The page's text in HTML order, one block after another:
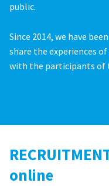
public.
Since 2014, we have
share the experiences
with the participants of
online